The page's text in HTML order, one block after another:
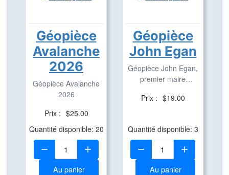
Géopièce
Avalanche
2026
Géopièce Avalanche
2026
Prix : $25.00
Quantité disponible: 20
Quantité:
Au panier
Géopièce
John Egan
Géopièce John Egan,
premier maire
Prix : $19.00
Quantité disponible: 3
Quantité:
Au panier